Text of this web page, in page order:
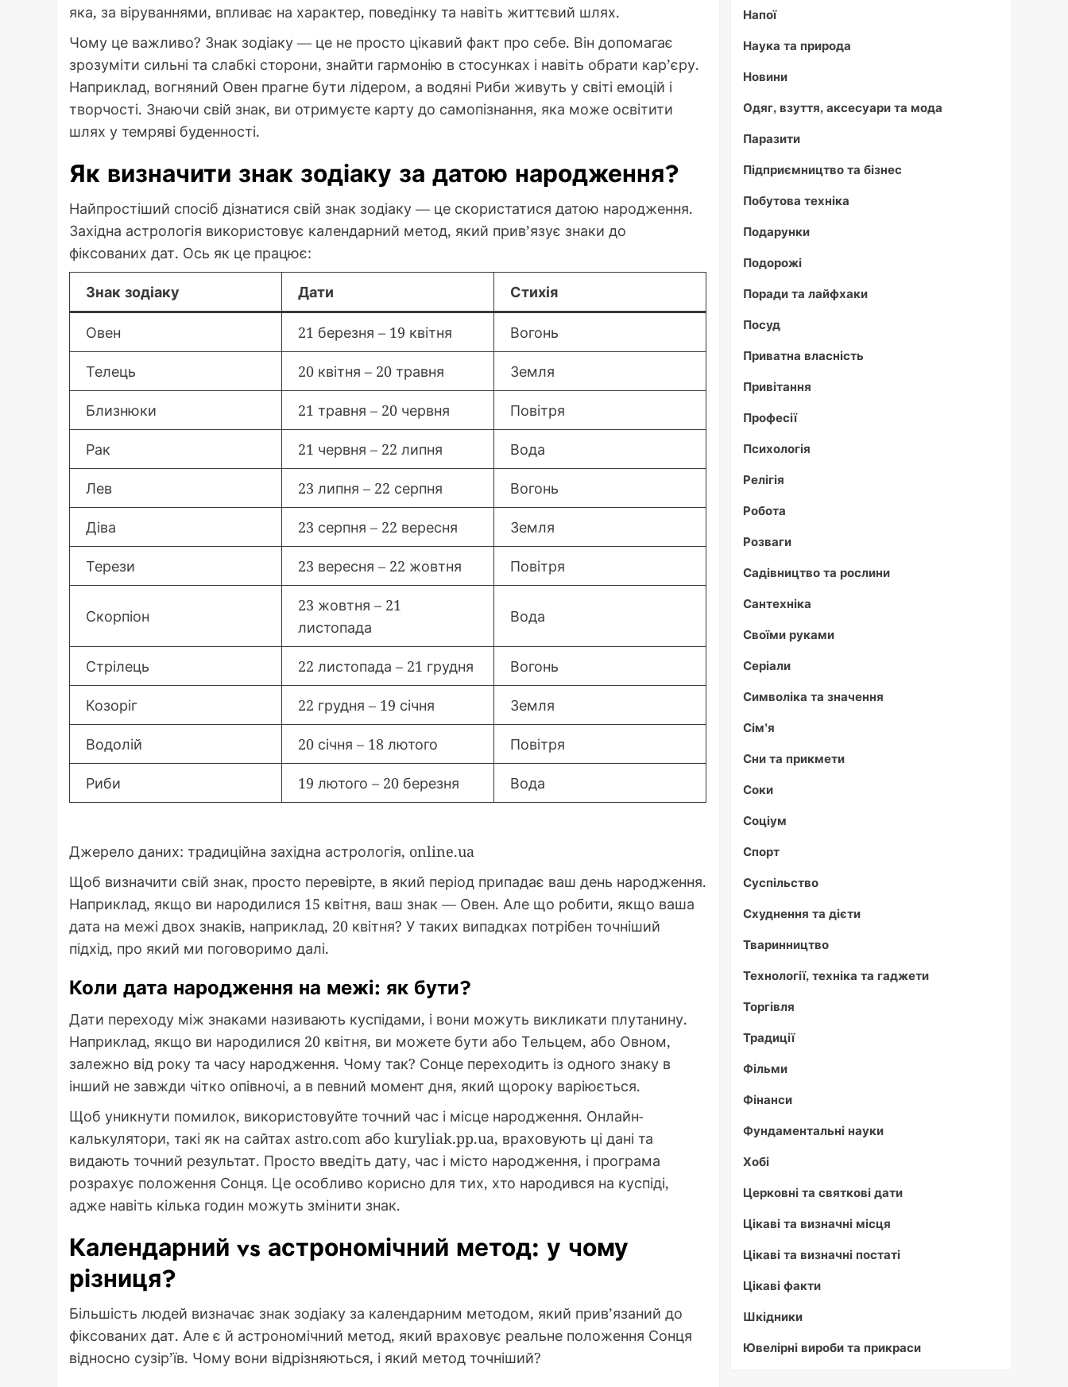
яка, за віруваннями, впливає на характер, поведінку та навіть життєвий шлях.
Чому це важливо? Знак зодіаку — це не просто цікавий факт про себе. Він допомагає
зрозуміти сильні та слабкі сторони, знайти гармонію в стосунках і навіть обрати кар’єру.
Наприклад, вогняний Овен прагне бути лідером, а водяні Риби живуть у світі емоцій і
творчості. Знаючи свій знак, ви отримуєте карту до самопізнання, яка може освітити
шлях у темряві буденності.
Як визначити знак зодіаку за датою народження?
Найпростіший спосіб дізнатися свій знак зодіаку — це скористатися датою народження.
Західна астрологія використовує календарний метод, який прив’язує знаки до
фіксованих дат. Ось як це працює:
Знак зодіаку Дати Стихія
Овен 21 березня – 19 квітня Вогонь
Телець 20 квітня – 20 травня Земля
Близнюки 21 травня – 20 червня Повітря
Рак 21 червня – 22 липня Вода
Лев 23 липня – 22 серпня Вогонь
Діва 23 серпня – 22 вересня Земля
Терези 23 вересня – 22 жовтня Повітря
Скорпіон
23 жовтня – 21
листопада
Вода
Стрілець 22 листопада – 21 грудня Вогонь
Козоріг 22 грудня – 19 січня Земля
Водолій 20 січня – 18 лютого Повітря
Риби 19 лютого – 20 березня Вода
Джерело даних: традиційна західна астрологія, online.ua
Щоб визначити свій знак, просто перевірте, в який період припадає ваш день народження.
Наприклад, якщо ви народилися 15 квітня, ваш знак — Овен. Але що робити, якщо ваша
дата на межі двох знаків, наприклад, 20 квітня? У таких випадках потрібен точніший
підхід, про який ми поговоримо далі.
Коли дата народження на межі: як бути?
Дати переходу між знаками називають куспідами, і вони можуть викликати плутанину.
Наприклад, якщо ви народилися 20 квітня, ви можете бути або Тельцем, або Овном,
залежно від року та часу народження. Чому так? Сонце переходить із одного знаку в
інший не завжди чітко опівночі, а в певний момент дня, який щороку варіюється.
Щоб уникнути помилок, використовуйте точний час і місце народження. Онлайн-
калькулятори, такі як на сайтах astro.com або kuryliak.pp.ua, враховують ці дані та
видають точний результат. Просто введіть дату, час і місто народження, і програма
розрахує положення Сонця. Це особливо корисно для тих, хто народився на куспіді,
адже навіть кілька годин можуть змінити знак.
Календарний vs астрономічний метод: у чому
різниця?
Більшість людей визначає знак зодіаку за календарним методом, який прив’язаний до
фіксованих дат. Але є й астрономічний метод, який враховує реальне положення Сонця
відносно сузір’їв. Чому вони відрізняються, і який метод точніший?
Напої
Наука та природа
Новини
Одяг, взуття, аксесуари та мода
Паразити
Підприємництво та бізнес
Побутова техніка
Подарунки
Подорожі
Поради та лайфхаки
Посуд
Приватна власність
Привітання
Професії
Психологія
Релігія
Робота
Розваги
Садівництво та рослини
Сантехніка
Своїми руками
Серіали
Символіка та значення
Сім'я
Сни та прикмети
Соки
Соціум
Спорт
Суспільство
Схуднення та дієти
Тваринництво
Технології, техніка та гаджети
Торгівля
Традиції
Фільми
Фінанси
Фундаментальні науки
Хобі
Церковні та святкові дати
Цікаві та визначні місця
Цікаві та визначні постаті
Цікаві факти
Шкідники
Ювелірні вироби та прикраси